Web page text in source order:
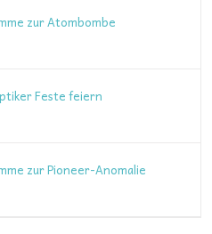
zur Atombombe
Feste feiern
zur Pioneer-Anomalie